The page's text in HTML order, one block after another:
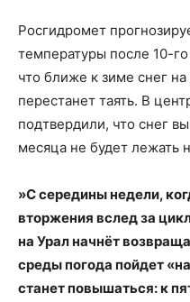
Росгидромет
температуры после 10-
что ближе к зиме снег
перестанет таять. В
подтвердили, что снег
месяца не будет лежать
»С середины недели,
вторжения вслед за
на Урал начнёт
среды погода пойдет
станет повышаться: к